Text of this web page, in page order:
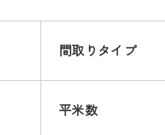
間取りタイプ
平米数